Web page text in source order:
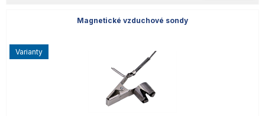
Magnetické vzduchové sondy
varianty